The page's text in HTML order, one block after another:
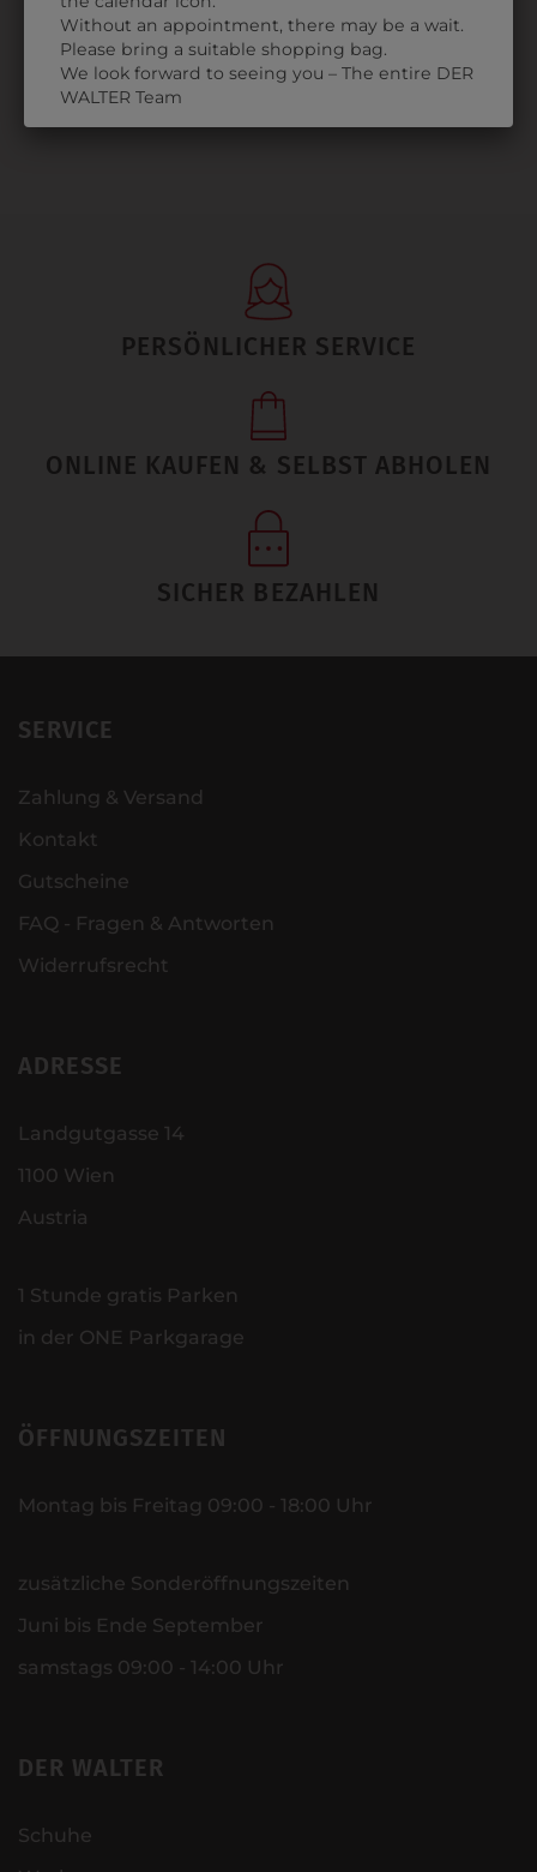
€ 25,90
PERSÖNLICHER SERVICE
ONLINE KAUFEN & SELBST ABHOLEN
SICHER BEZAHLEN
SERVICE
Zahlung & Versand
Kontakt
Gutscheine
FAQ - Fragen & Antworten
Widerrufsrecht
ADRESSE
Landgutgasse 14
1100 Wien
Austria
1 Stunde gratis Parken
in der ONE Parkgarage
ÖFFNUNGSZEITEN
Montag bis Freitag 09:00 - 18:00 Uhr
zusätzliche Sonderöffnungszeiten
Juni bis Ende September
samstags 09:00 - 14:00 Uhr
DER WALTER
Schuhe
Without an appointment, there may be a wait.
Please bring a suitable shopping bag.
We look forward to seeing you – The entire DER
WALTER Team